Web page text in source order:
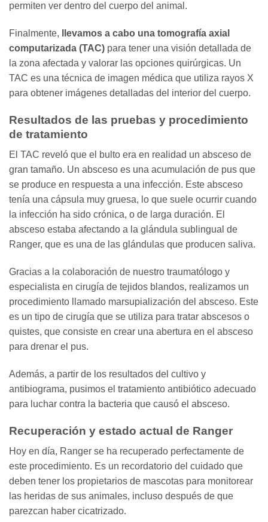
permiten ver dentro del cuerpo del animal.
Finalmente,
llevamos a cabo una tomografía axial
computarizada (TAC) para tener una visión detallada de
la zona afectada y valorar las opciones quirúrgicas. Un
TAC es una técnica de imagen médica que utiliza rayos X
para obtener imágenes detalladas del interior del cuerpo.
Resultados de las pruebas y procedimiento
de tratamiento
El TAC reveló que el bulto era en realidad un absceso de
gran tamaño. Un absceso es una acumulación de pus que
se produce en respuesta a una infección. Este absceso
tenía una cápsula muy gruesa, lo que suele ocurrir cuando
la infección ha sido crónica, o de larga duración. El
absceso estaba afectando a la glándula sublingual de
Ranger, que es una de las glándulas que producen saliva.
Gracias a la colaboración de nuestro traumatólogo y
especialista en cirugía de tejidos blandos, realizamos un
procedimiento llamado marsupialización del absceso. Este
es un tipo de cirugía que se utiliza para tratar abscesos o
quistes, que consiste en crear una abertura en el absceso
para drenar el pus.
Además, a partir de los resultados del cultivo y
antibiograma, pusimos el tratamiento antibiótico adecuado
para luchar contra la bacteria que causó el absceso.
Recuperación y estado actual de Ranger
Hoy en día, Ranger se ha recuperado perfectamente de
este procedimiento. Es un recordatorio del cuidado que
deben tener los propietarios de mascotas para monitorear
las heridas de sus animales, incluso después de que
parezcan haber cicatrizado.